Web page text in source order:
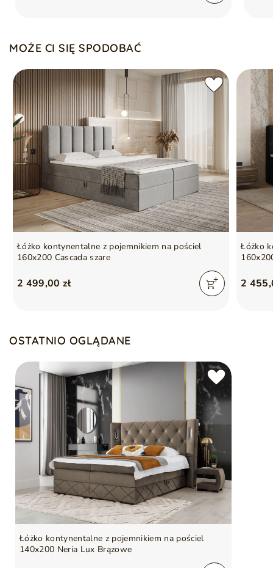
Symbol5905242600436
Szafka nocna nie jest w zestawie
MOŻE CI SIĘ SPODOBAĆ
Łóżko kontynentalne z pojemnikiem na pościel
160x200 Cascada szare
2 499,00 zł
Łóżko
2
OSTATNIO OGLĄDANE
Łóżko kontynentalne z pojemnikiem na pościel
140x200 Neria Lux Brązowe